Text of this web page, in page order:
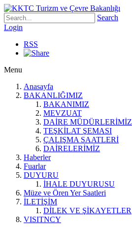
Search
Login
RSS
Menu
Anasayfa
BAKANLIĞIMIZ
BAKANIMIZ
MEVZUAT
DAİRE MÜDÜRLERİMİZ
TEŞKİLAT ŞEMASI
ÇALIŞMA SAATLERİ
DAİRELERİMİZ
Haberler
Fuarlar
DUYURU
İHALE DUYURUSU
Müze ve Ören Yer Saatleri
İLETİŞİM
DİLEK VE ŞİKAYETLER
VISITNCY